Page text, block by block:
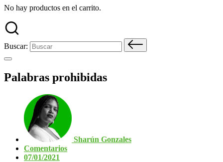
No hay productos en el carrito.
Buscar:
Palabras prohibidas
Sharún Gonzales
Comentarios
07/01/2021